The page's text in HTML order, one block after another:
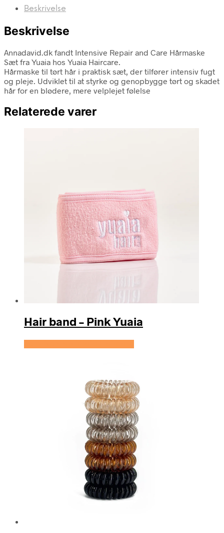
Beskrivelse
Beskrivelse
Annadavid.dk fandt Intensive Repair and Care Hårmaske
Sæt fra Yuaia hos Yuaia Haircare.
Hårmaske til tørt hår i praktisk sæt, der tilfører intensiv fugt
og pleje. Udviklet til at styrke og genopbygge tørt og skadet
hår for en blødere, mere velplejet følelse
Relaterede varer
Hair band – Pink Yuaia